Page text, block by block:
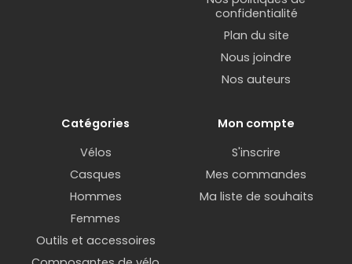
confidentialité
Plan du site
Nous joindre
Nos auteurs
Catégories
Vélos
Casques
Hommes
Femmes
Outils et accessoires
Mon compte
S'inscrire
Mes commandes
Ma liste de souhaits